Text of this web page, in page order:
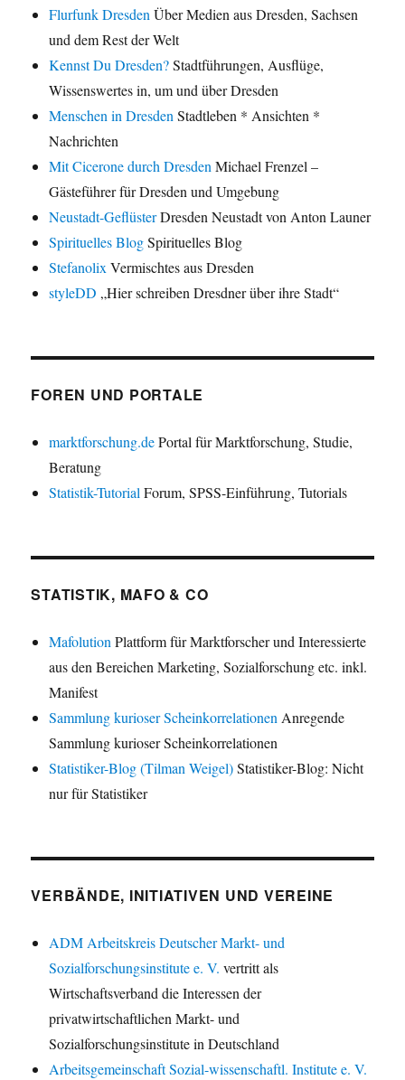
Flurfunk DresdenÜber Medien aus Dresden, Sachsen
und dem Rest der Welt
Kennst Du Dresden?Stadtführungen, Ausflüge,
Wissenswertes in, um und über Dresden
Menschen in DresdenStadtleben * Ansichten *
Nachrichten
Mit Cicerone durch DresdenMichael Frenzel –
Gästeführer für Dresden und Umgebung
Neustadt-GeflüsterDresden Neustadt von Anton Launer
Spirituelles BlogSpirituelles Blog
StefanolixVermischtes aus Dresden
styleDD „Hier schreiben Dresdner über ihre Stadt“
FOREN UND PORTALE
marktforschung.dePortal für Marktforschung, Studie,
Beratung
Statistik-TutorialForum, SPSS-Einführung, Tutorials
STATISTIK, MAFO & CO
MafolutionPlattform für Marktforscher und Interessierte
aus den Bereichen Marketing, Sozialforschung etc. inkl.
Manifest
Sammlung kurioser ScheinkorrelationenAnregende
Sammlung kurioser Scheinkorrelationen
Statistiker-Blog (Tilman Weigel)Statistiker-Blog: Nicht
nur für Statistiker
VERBÄNDE, INITIATIVEN UND VEREINE
ADM Arbeitskreis Deutscher Markt- und
Sozialforschungsinstitute e. V. vertritt als
Wirtschaftsverband die Interessen der
privatwirtschaftlichen Markt- und
Sozialforschungsinstitute in Deutschland
Arbeitsgemeinschaft Sozial-wissenschaftl. Institute e. V.